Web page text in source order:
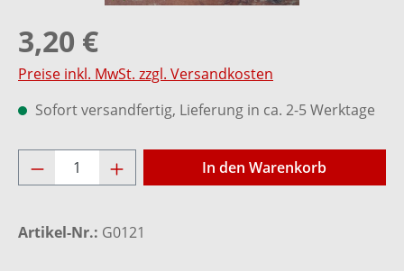
3,20 €
Preise inkl. MwSt. zzgl. Versandkosten
Sofort versandfertig, Lieferung in ca. 2-5 Werktage
Produkt Anzahl: Gib den gewünschten
In den Warenkorb
Artikel-Nr.: G0121